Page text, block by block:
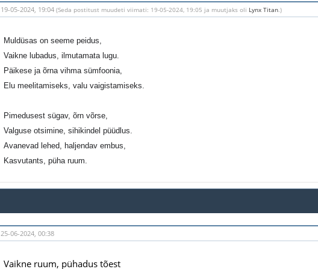
19-05-2024, 19:04 (Seda postitust muudeti viimati: 19-05-2024, 19:05 ja muutjaks oli Lynx Titan.)
Muldüsas on seeme peidus,
Vaikne lubadus, ilmutamata lugu.
Päikese ja õrna vihma sümfoonia,
Elu meelitamiseks, valu vaigistamiseks.
Pimedusest sügav, õrn võrse,
Valguse otsimine, sihikindel püüdlus.
Avanevad lehed, haljendav embus,
Kasvutants, püha ruum.
25-06-2024, 00:38
Vaikne ruum, pühadus tõest